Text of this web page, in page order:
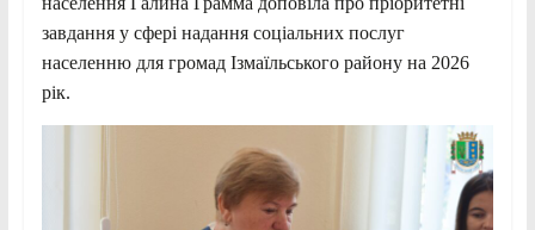
завдання у сфері надання соціальних послуг
населенню для громад Ізмаїльського району на 2026
рік.